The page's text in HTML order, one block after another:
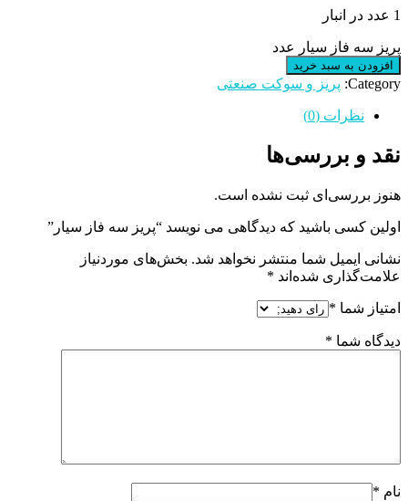
1 عدد در انبار
پریز سه فاز سیار عدد
افزودن به سبد خرید
Category: پریز و سوکت صنعتی
نظرات (0)
نقد و بررسی‌ها
هنوز بررسی‌ای ثبت نشده است.
اولین کسی باشید که دیدگاهی می نویسد “پریز سه فاز سیار”
نشانی ایمیل شما منتشر نخواهد شد. بخش‌های موردنیاز
علامت‌گذاری شده‌اند *
امتیاز شما *
دیدگاه شما *
نام *